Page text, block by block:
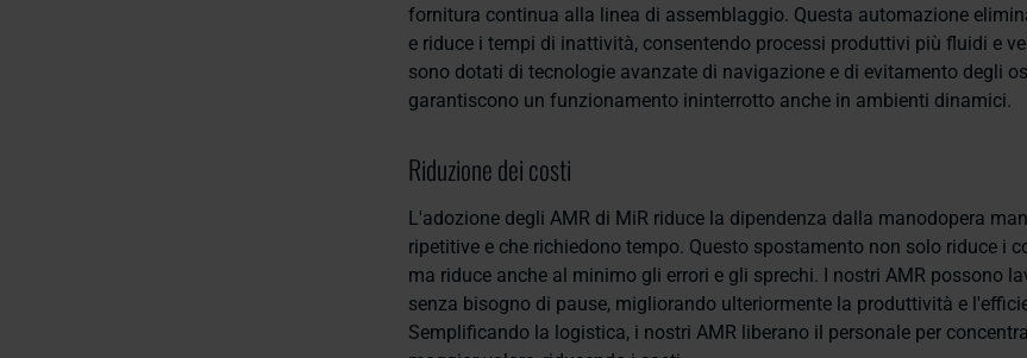
fornitura continua alla linea di assemblaggio. Questa automazione
e riduce i tempi di inattività, consentendo processi produttivi più fluidi e
sono dotati di tecnologie avanzate di navigazione e di evitamento degli
garantiscono un funzionamento ininterrotto anche in ambienti dinamici.
Riduzione dei costi
L'adozione degli AMR di MiR riduce la dipendenza dalla manodopera
ripetitive e che richiedono tempo. Questo spostamento non solo riduce i
ma riduce anche al minimo gli errori e gli sprechi. I nostri AMR possono
senza bisogno di pause, migliorando ulteriormente la produttività e
Semplificando la logistica, i nostri AMR liberano il personale per